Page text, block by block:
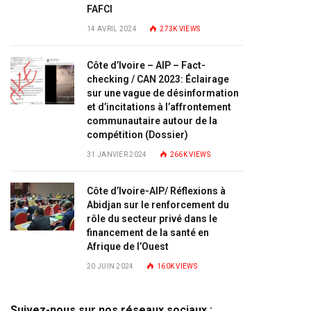
FAFCI
14 AVRIL 2024 273K VIEWS
Côte d’Ivoire – AIP – Fact-
checking / CAN 2023: Éclairage
sur une vague de désinformation
et d’incitations à l’affrontement
communautaire autour de la
compétition (Dossier)
31 JANVIER 2024 266KVIEWS
Côte d’Ivoire-AIP/ Réflexions à
Abidjan sur le renforcement du
rôle du secteur privé dans le
financement de la santé en
Afrique de l’Ouest
20 JUIN 2024 160KVIEWS